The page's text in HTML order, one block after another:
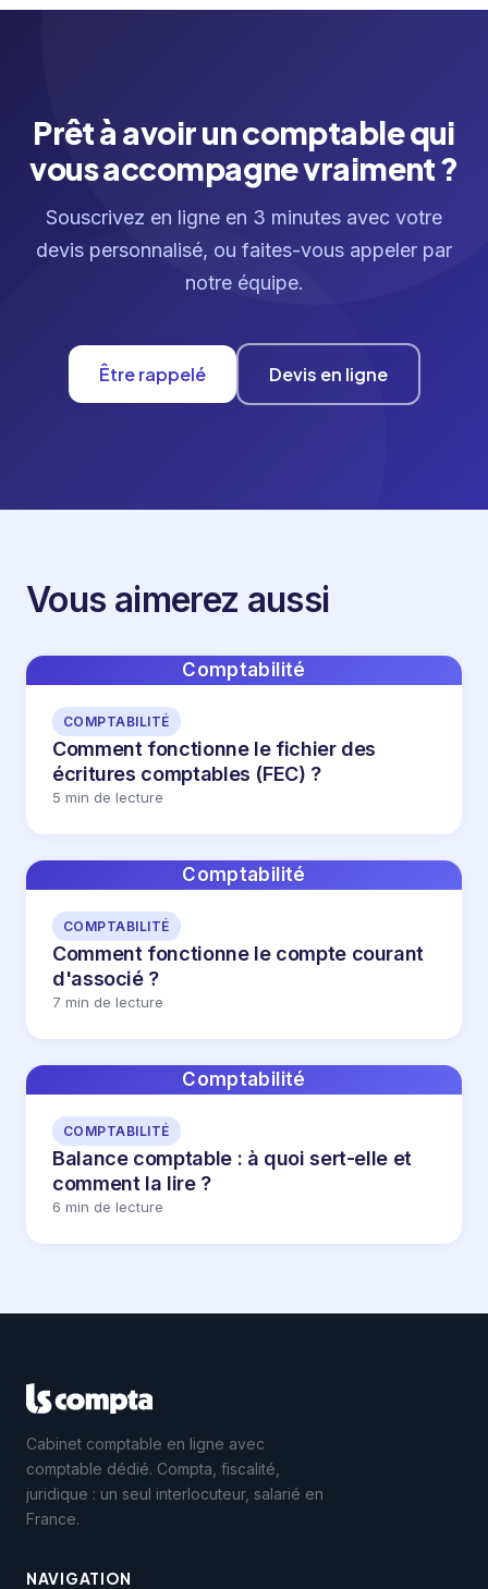
Prêt à avoir un comptable qui
vous accompagne vraiment ?
Souscrivez en ligne en 3 minutes avec votre
devis personnalisé, ou faites-vous appeler par
notre équipe.
Être rappelé Devis en ligne
Vous aimerez aussi
Comptabilité
COMPTABILITÉ
Comment fonctionne le fichier des
écritures comptables (FEC) ?
5 min de lecture
Comptabilité
COMPTABILITÉ
Comment fonctionne le compte courant
d'associé ?
7 min de lecture
Comptabilité
COMPTABILITÉ
Balance comptable : à quoi sert-elle et
comment la lire ?
6 min de lecture
Cabinet comptable en ligne avec
comptable dédié. Compta, fiscalité,
juridique : un seul interlocuteur, salarié en
France.
NAVIGATION